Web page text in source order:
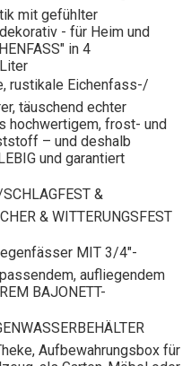
mit gefühlter
- für Heim und
in 4
rustikale Eichenfass-/
täuschend echter
hochwertigem, frost- und
– und deshalb
und garantiert
SCHLAGFEST &
& WITTERUNGSFEST
MIT 3/4"-
aufliegendem
BAJONETT-
Aufbewahrungsbox für